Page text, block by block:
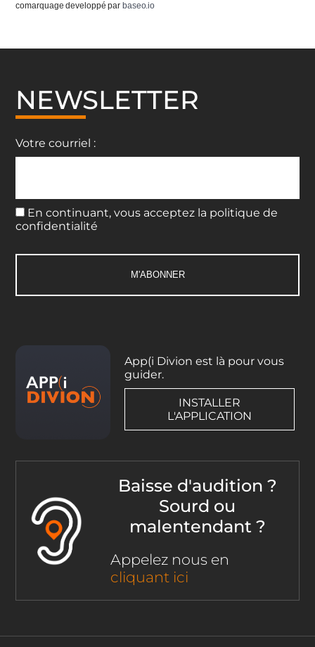
comarquage developpé par baseo.io
NEWSLETTER
Votre courriel :
En continuant, vous acceptez la politique de
confidentialité
App(i Divion est là pour vous
guider.
INSTALLER
L'APPLICATION
Baisse d'audition ?
Sourd ou
malentendant ?
Appelez nous en
cliquant ici